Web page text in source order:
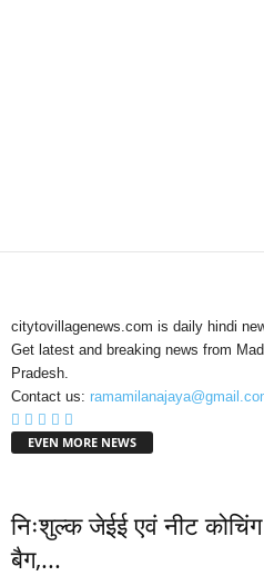
citytovillagenews.com is daily hindi
Get latest and breaking news from
Pradesh.
Contact us:
EVEN MORE NEWS
निःशुल्क जेईई एवं नीट कोचिंग
बैग,...